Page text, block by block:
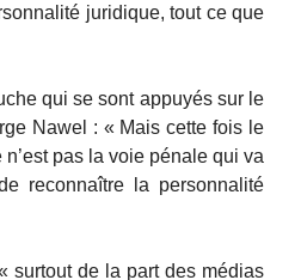
juridique, tout ce que
qui se sont appuyés sur le
Nawel : « Mais cette fois le
pas la voie pénale qui va
reconnaître la personnalité
surtout de la part des médias